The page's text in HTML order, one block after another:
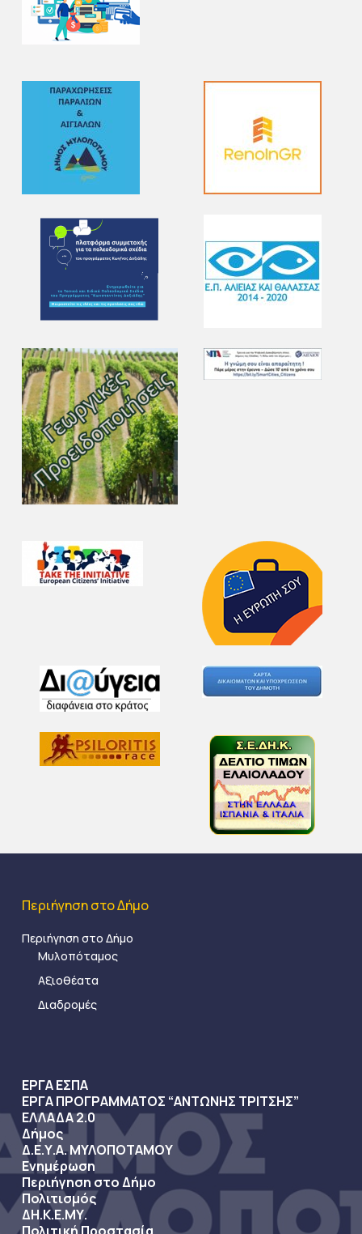
Περιήγηση στο Δήμο
Περιήγηση στο Δήμο
Μυλοπόταμος
Αξιοθέατα
Διαδρομές
ΕΡΓΑ ΕΣΠΑ
ΕΡΓΑ ΠΡΟΓΡΑΜΜΑΤΟΣ “ΑΝΤΩΝΗΣ ΤΡΙΤΣΗΣ”
ΕΛΛΑΔΑ 2.0
Δήμος
Δ.Ε.Υ.Α. ΜΥΛΟΠΟΤΑΜΟΥ
Ενημέρωση
Περιήγηση στο Δήμο
Πολιτισμός
ΔΗ.Κ.Ε.ΜΥ.